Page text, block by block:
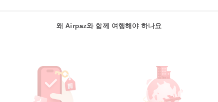
왜 Airpaz와 함께 여행해야 하나요